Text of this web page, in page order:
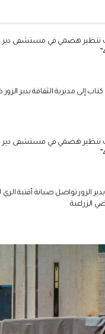
عمليات تنظير هضمي في مستشفى
آلاف كتاب إلى مديرية الثقافة بدير
عمليات تنظير هضمي في مستشفى
بدير الزور تواصل صيانة أقنية
الزراعية